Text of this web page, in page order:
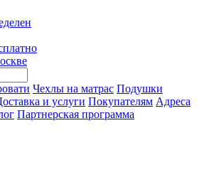
Чехлы на матрас Подушки
и услуги Покупателям Адреса
Партнерская программа